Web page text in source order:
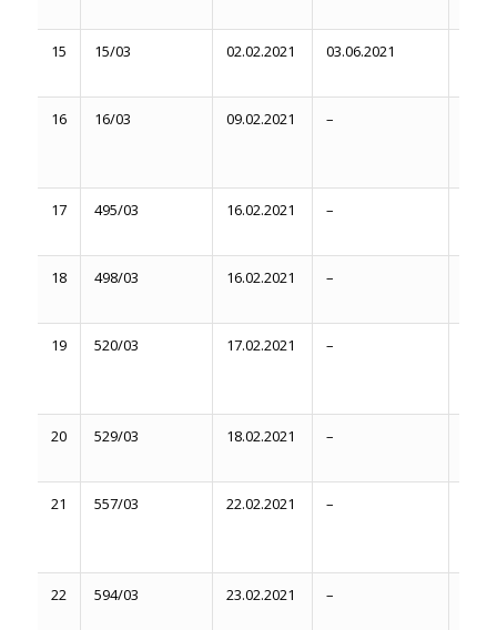
15 15/03 02.02.2021 03.06.2021
16 16/03 09.02.2021 –
17 495/03 16.02.2021 –
18 498/03 16.02.2021 –
19 520/03 17.02.2021 –
20 529/03 18.02.2021 –
21 557/03 22.02.2021 –
22 594/03 23.02.2021 –